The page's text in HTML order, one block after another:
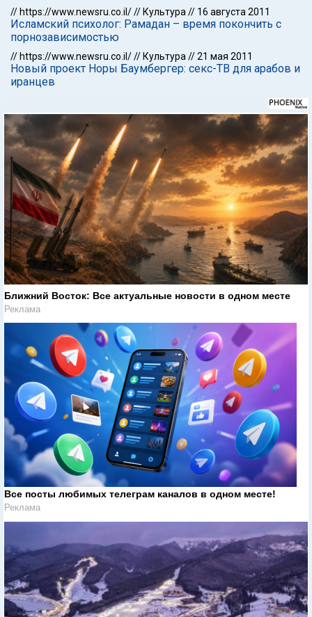
// https://www.newsru.co.il/// Культура // 16 августа 2011
Исламский психолог: Рамадан – время покончить с
порнозависимостью
// https://www.newsru.co.il/// Культура //21 мая 2011
Новый проект Норы Баумбергер: секс-ТВ для арабов и
иранцев
Ближний Восток: Все актуальные новости в одном месте
Реклама
Все посты любимых телеграм каналов в одном месте!
Реклама